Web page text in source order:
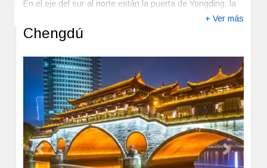
En el eje del sur al norte están la puerta de Yongding, la
puerta de Zhengyang, el presidente Mao Pasillo
conmemorativo, el monumento a los héroes de la gente, a
la puerta de Tian'anmen, los cuales son algunos de los
+ Ver más
Chengdú
Previous Next